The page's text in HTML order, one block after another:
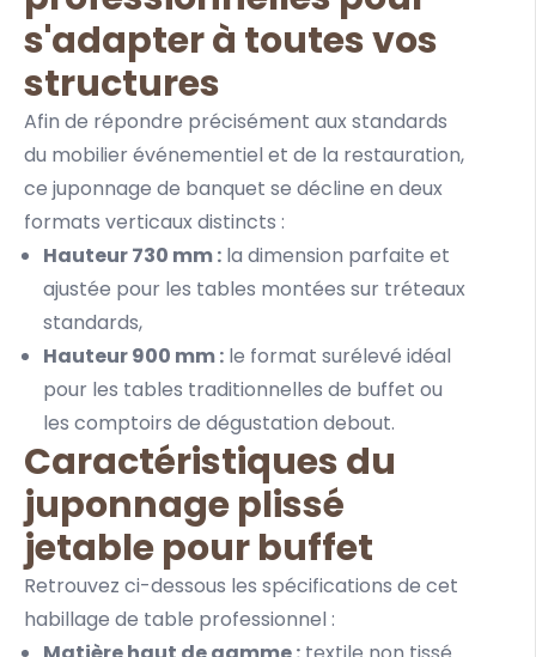
s'adapter à toutes vos
structures
Afin de répondre précisément aux standards
du mobilier événementiel et de la restauration,
ce juponnage de banquet se décline en deux
formats verticaux distincts :
Hauteur 730 mm : la dimension parfaite et
ajustée pour les tables montées sur tréteaux
standards,
Hauteur 900 mm : le format surélevé idéal
pour les tables traditionnelles de buffet ou
les comptoirs de dégustation debout.
Caractéristiques du
juponnage plissé
jetable pour buffet
Retrouvez ci-dessous les spécifications de cet
habillage de table professionnel :